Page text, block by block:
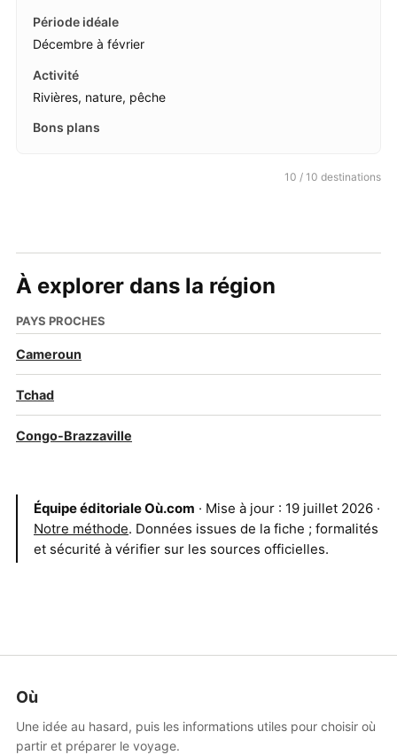
Décembre à février
Rivières, nature, pêche
10 / 10 destinations
À explorer dans la région
PAYS PROCHES
Cameroun
Tchad
Congo-Brazzaville
Équipe éditoriale Où.com · Mise à jour : 19 juillet 2026 ·
Notre méthode. Données issues de la fiche ; formalités
et sécurité à vérifier sur les sources officielles.
Où
Une idée au hasard, puis les informations utiles pour choisir où
partir et préparer le voyage.